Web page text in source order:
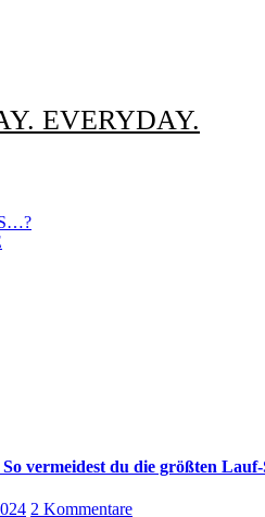
EVERYDAY.
vermeidest du die größten
2 Kommentare